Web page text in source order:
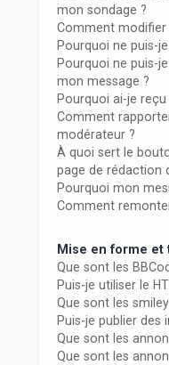
mon sondage ?
Comment modifier
Pourquoi ne puis-
Pourquoi ne puis-
mon message ?
Pourquoi ai-je
Comment
modérateur ?
À quoi sert le
page de rédaction
Pourquoi mon
Comment
Mise en forme et
Que sont les
Puis-je utiliser le
Que sont les
Puis-je publier des
Que sont les
Que sont les